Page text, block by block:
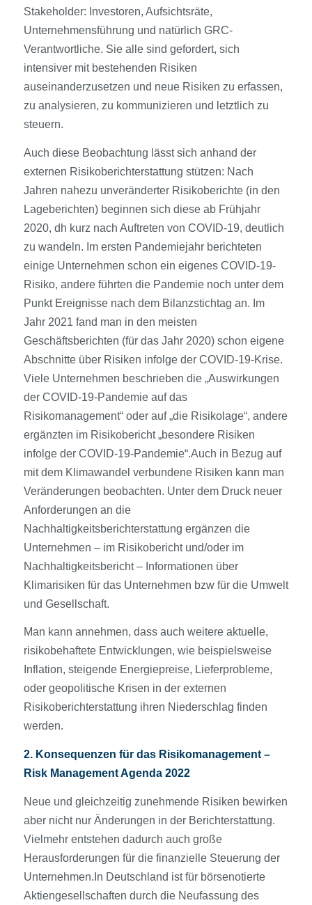
Stakeholder: Investoren, Aufsichtsräte,
Unternehmensführung und natürlich GRC-
Verantwortliche. Sie alle sind gefordert, sich
intensiver mit bestehenden Risiken
auseinanderzusetzen und neue Risiken zu erfassen,
zu analysieren, zu kommunizieren und letztlich zu
steuern.
Auch diese Beobachtung lässt sich anhand der
externen Risikoberichterstattung stützen: Nach
Jahren nahezu unveränderter Risikoberichte (in den
Lageberichten) beginnen sich diese ab Frühjahr
2020, dh kurz nach Auftreten von COVID-19, deutlich
zu wandeln. Im ersten Pandemiejahr berichteten
einige Unternehmen schon ein eigenes COVID-19-
Risiko, andere führten die Pandemie noch unter dem
Punkt Ereignisse nach dem Bilanzstichtag an. Im
Jahr 2021 fand man in den meisten
Geschäftsberichten (für das Jahr 2020) schon eigene
Abschnitte über Risiken infolge der COVID-19-Krise.
Viele Unternehmen beschrieben die „Auswirkungen
der COVID-19-Pandemie auf das
Risikomanagement“ oder auf „die Risikolage“, andere
ergänzten im Risikobericht „besondere Risiken
infolge der COVID-19-Pandemie“.Auch in Bezug auf
mit dem Klimawandel verbundene Risiken kann man
Veränderungen beobachten. Unter dem Druck neuer
Anforderungen an die
Nachhaltigkeitsberichterstattung ergänzen die
Unternehmen – im Risikobericht und/oder im
Nachhaltigkeitsbericht – Informationen über
Klimarisiken für das Unternehmen bzw für die Umwelt
und Gesellschaft.
Man kann annehmen, dass auch weitere aktuelle,
risikobehaftete Entwicklungen, wie beispielsweise
Inflation, steigende Energiepreise, Lieferprobleme,
oder geopolitische Krisen in der externen
Risikoberichterstattung ihren Niederschlag finden
werden.
2. Konsequenzen für das Risikomanagement –
Risk Management Agenda 2022
Neue und gleichzeitig zunehmende Risiken bewirken
aber nicht nur Änderungen in der Berichterstattung.
Vielmehr entstehen dadurch auch große
Herausforderungen für die finanzielle Steuerung der
Unternehmen.In Deutschland ist für börsenotierte
Aktiengesellschaften durch die Neufassung des